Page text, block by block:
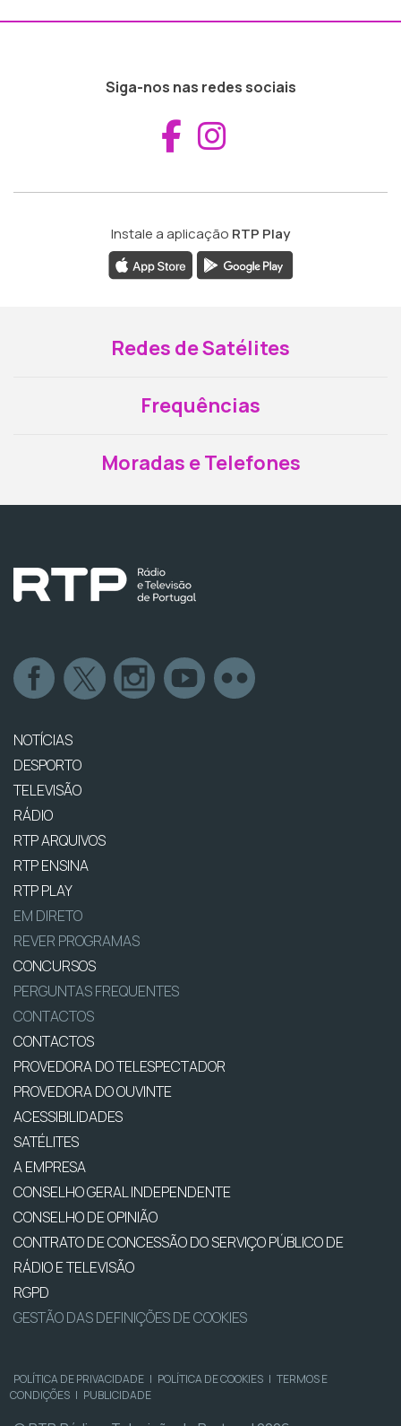
Siga-nos nas redes sociais
Aceder ao
Instale a aplicação RTP Play
Redes de Satélites
Frequências
Moradas e Telefones
NOTÍCIAS
DESPORTO
TELEVISÃO
RÁDIO
RTP ARQUIVOS
RTP ENSINA
RTP PLAY
EM DIRETO
REVER PROGRAMAS
CONCURSOS
PERGUNTAS FREQUENTES
CONTACTOS
CONTACTOS
PROVEDORA DO TELESPECTADOR
PROVEDORA DO OUVINTE
ACESSIBILIDADES
SATÉLITES
A EMPRESA
CONSELHO GERAL INDEPENDENTE
CONSELHO DE OPINIÃO
CONTRATO DE CONCESSÃO DO SERVIÇO PÚBLICO DE
RÁDIO E TELEVISÃO
RGPD
GESTÃO DAS DEFINIÇÕES DE COOKIES
POLÍTICA DE PRIVACIDADE | POLÍTICA DE COOKIES | TERMOS E
CONDIÇÕES | PUBLICIDADE